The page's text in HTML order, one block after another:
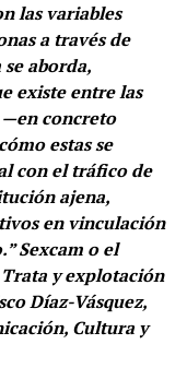
las variables
a través de
aborda,
existe entre las
—en concreto
estas se
con el tráfico de
ajena,
en vinculación
Sexcam o el
y explotación
Díaz-Vásquez,
Cultura y